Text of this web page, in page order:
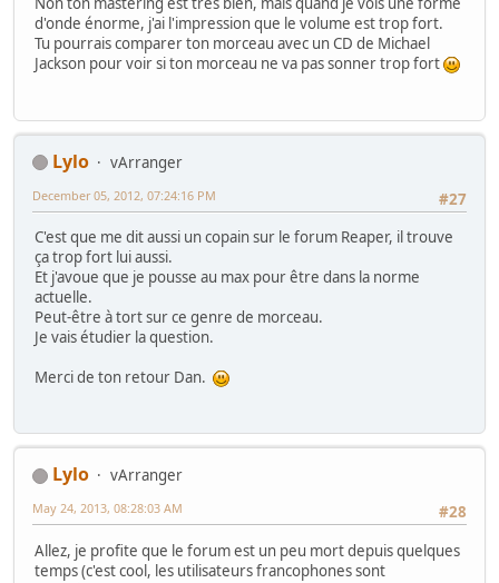
d'onde énorme, j'ai l'impression que le volume est trop fort.
Tu pourrais comparer ton morceau avec un CD de Michael
Jackson pour voir si ton morceau ne va pas sonner trop fort
Lylo
vArranger
#27
December 05, 2012, 07:24:16 PM
C'est que me dit aussi un copain sur le forum Reaper, il trouve
ça trop fort lui aussi.
Et j'avoue que je pousse au max pour être dans la norme
actuelle.
Peut-être à tort sur ce genre de morceau.
Je vais étudier la question.
Merci de ton retour Dan.
Lylo
vArranger
#28
May 24, 2013, 08:28:03 AM
Allez, je profite que le forum est un peu mort depuis quelques
temps (c'est cool, les utilisateurs francophones sont